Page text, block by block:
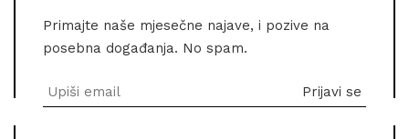
Primajte naše mjesečne najave, i pozive na
posebna događanja. No spam.